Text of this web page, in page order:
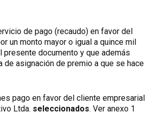
de pago (recaudo) en favor del
un monto mayor o igual a quince mil
documento y que además
asignación de premio a que se hace
pago en favor del cliente empresarial
Ltda. seleccionados. Ver anexo 1